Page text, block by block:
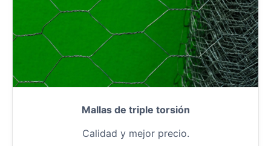
Mallas de triple torsión
Calidad y mejor precio.